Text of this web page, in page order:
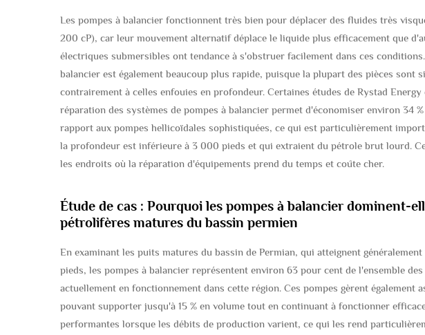
Les pompes à balancier fonctionnent très bien pour déplacer des fluides très
200 cP), car leur mouvement alternatif déplace le liquide plus efficacement que
électriques submersibles ont tendance à s'obstruer facilement dans ces
balancier est également beaucoup plus rapide, puisque la plupart des pièces sont
contrairement à celles enfouies en profondeur. Certaines études de Rystad
réparation des systèmes de pompes à balancier permet d'économiser environ 34
rapport aux pompes hellicoïdales sophistiquées, ce qui est particulièrement
la profondeur est inférieure à 3 000 pieds et qui extraient du pétrole brut lourd.
les endroits où la réparation d'équipements prend du temps et coûte cher.
Étude de cas : Pourquoi les pompes à balancier dominent-
pétrolifères matures du bassin permien
En examinant les puits matures du bassin de Permian, qui atteignent
pieds, les pompes à balancier représentent environ 63 pour cent de l'ensemble
actuellement en fonctionnement dans cette région. Ces pompes gèrent également
pouvant supporter jusqu'à 15 % en volume tout en continuant à fonctionner
performantes lorsque les débits de production varient, ce qui les rend